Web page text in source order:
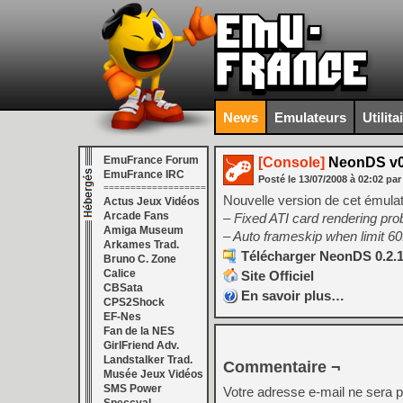
News Emulateurs
EmuFrance Forum
EmuFrance IRC
===================
Actus Jeux Vidéos
Arcade Fans
Amiga Museum
Arkames Trad.
Bruno C. Zone
Calice
CBSata
CPS2Shock
EF-Nes
Fan de la NES
GirlFriend Adv.
Landstalker Trad.
Musée Jeux Vidéos
SMS Power
[Console] NeonDS
Posté le 13/07/2008 à 02:02 par
Nouvelle version de cet
– Fixed ATI card rendering
– Auto frameskip when limit
Télécharger NeonDS
Site Officiel
En savoir plus…
Commentaire ¬
Votre adresse e-mail ne sera